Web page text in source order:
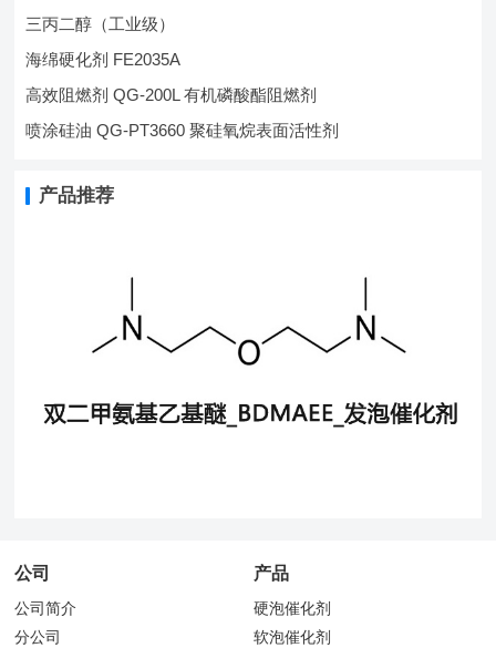
三丙二醇（工业级）
海绵硬化剂 FE2035A
高效阻燃剂 QG-200L 有机磷酸酯阻燃剂
喷涂硅油 QG-PT3660 聚硅氧烷表面活性剂
产品推荐
公司
公司简介
分公司
产品
硬泡催化剂
软泡催化剂